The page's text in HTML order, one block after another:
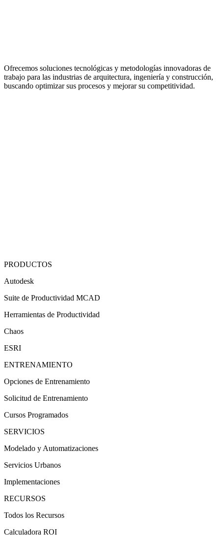
Ofrecemos soluciones tecnológicas y metodologías innovadoras de
trabajo para las industrias de arquitectura, ingeniería y construcción,
buscando optimizar sus procesos y mejorar su competitividad.
PRODUCTOS
Autodesk
Suite de Productividad MCAD
Herramientas de Productividad
Chaos
ESRI
ENTRENAMIENTO
Opciones de Entrenamiento
Solicitud de Entrenamiento
Cursos Programados
SERVICIOS
Modelado y Automatizaciones
Servicios Urbanos
Implementaciones
RECURSOS
Todos los Recursos
Calculadora ROI